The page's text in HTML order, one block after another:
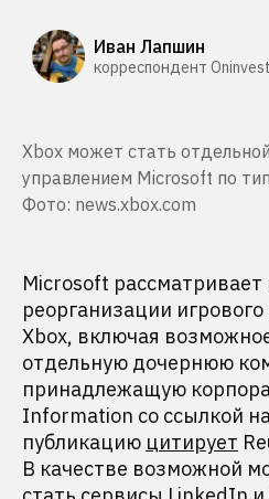
Иван Лапшин
корреспондент Oninvest
Xbox может стать
управлением Microsoft по
Фото: news.xbox.com
Microsoft
реорганизации
Xbox, включая
отдельную дочернюю
принадлежащую
Information со ссылкой
публикацию цитирует
В качестве возможной